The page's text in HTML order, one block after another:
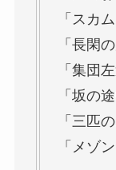
「スカ
「長閑
「集団
「坂の
「三匹
「メゾ